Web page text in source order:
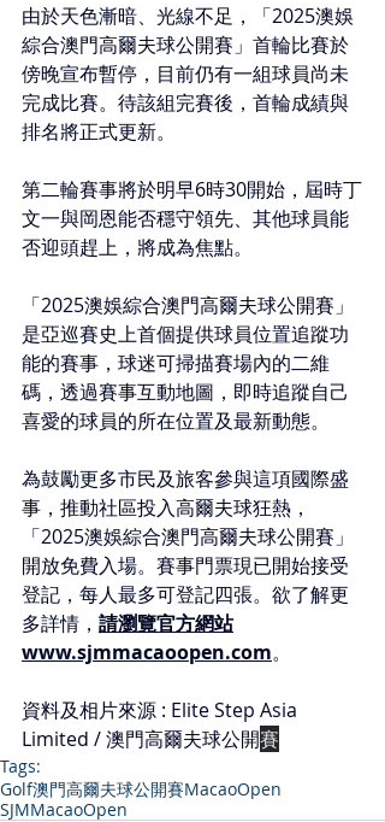
由於天色漸暗、光線不足，「2025澳娛
綜合澳門高爾夫球公開賽」首輪比賽於
傍晚宣布暫停，目前仍有一組球員尚未
完成比賽。待該組完賽後，首輪成績與
排名將正式更新。
第二輪賽事將於明早6時30開始，屆時丁
文一與岡恩能否穩守領先、其他球員能
否迎頭趕上，將成為焦點。
「2025澳娛綜合澳門高爾夫球公開賽」
是亞巡賽史上首個提供球員位置追蹤功
能的賽事，球迷可掃描賽場內的二維
碼，透過賽事互動地圖，即時追蹤自己
喜愛的球員的所在位置及最新動態。
為鼓勵更多市民及旅客參與這項國際盛
事，推動社區投入高爾夫球狂熱，
「2025澳娛綜合澳門高爾夫球公開賽」
開放免費入場。賽事門票現已開始接受
登記，每人最多可登記四張。欲了解更
多詳情， 請瀏覽官方網站
www.sjmmacaoopen.com。
資料及相片來源 : Elite Step Asia
Limited / 澳門高爾夫球公開賽
Tags:
Golf澳門高爾夫球公開賽MacaoOpen
SJMMacaoOpen